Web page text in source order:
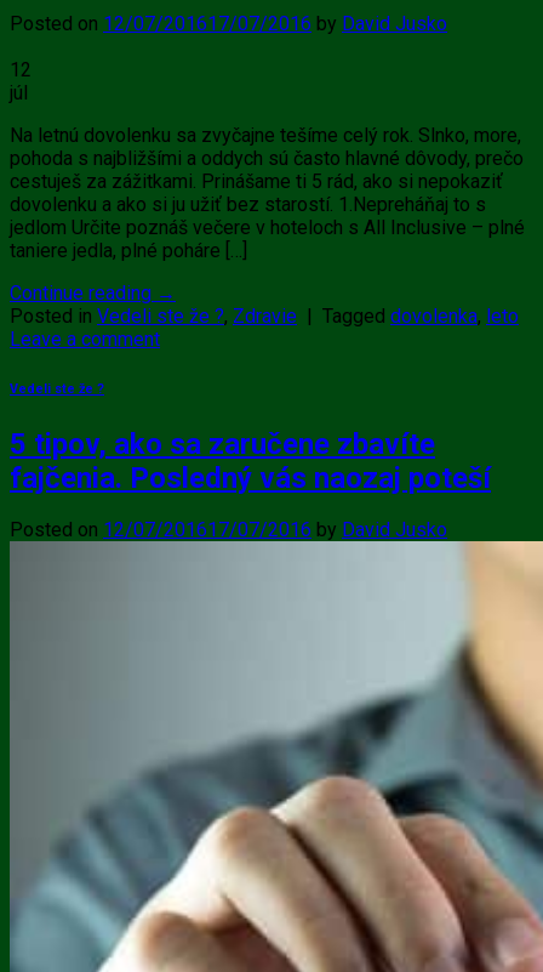
Posted on 12/07/201617/07/2016 by David Jusko
12
júl
Na letnú dovolenku sa zvyčajne tešíme celý rok. Slnko, more,
pohoda s najbližšími a oddych sú často hlavné dôvody, prečo
cestuješ za zážitkami. Prinášame ti 5 rád, ako si nepokaziť
dovolenku a ako si ju užiť bez starostí. 1.Nepreháňaj to s
jedlom Určite poznáš večere v hoteloch s All Inclusive – plné
taniere jedla, plné poháre […]
Continue reading →
Posted in Vedeli ste že ?, Zdravie | Tagged dovolenka, leto
Leave a comment
Vedeli ste že ?
5 tipov, ako sa zaručene zbavíte
fajčenia. Posledný vás naozaj poteší
Posted on 12/07/201617/07/2016 by David Jusko